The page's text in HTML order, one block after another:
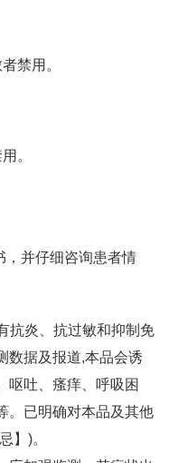
禁用。
。
，并仔细咨询患者情
抗炎、抗过敏和抑制免
数据及报道,本品会诱
呕吐、瘙痒、呼吸困
。已明确对本品及其他
】)。